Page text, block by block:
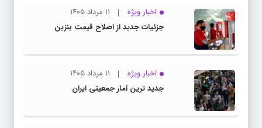
اخبار ویژه
۱۱ مرداد ۱۴۰۵
جزئیات جدید از اصلاح قیمت بنزین
اخبار ویژه
۱۱ مرداد ۱۴۰۵
جدید ترین آمار جمعیتی ایران